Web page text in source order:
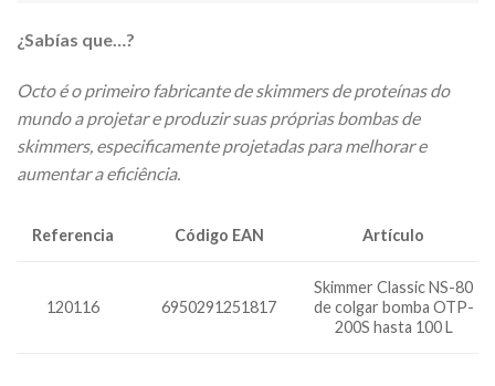
¿Sabías que…?
Octo é o primeiro fabricante de skimmers de proteínas do
mundo a projetar e produzir suas próprias bombas de
skimmers, especificamente projetadas para melhorar e
aumentar a eficiência.
Referencia Código EAN Artículo
120116 6950291251817
Skimmer Classic NS-80
de colgar bomba OTP-
200S hasta 100 L